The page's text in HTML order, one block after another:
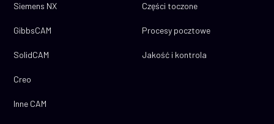
Siemens NX
GibbsCAM
SolidCAM
Creo
Inne CAM
Części toczone
Procesy pocztowe
Jakość i kontrola